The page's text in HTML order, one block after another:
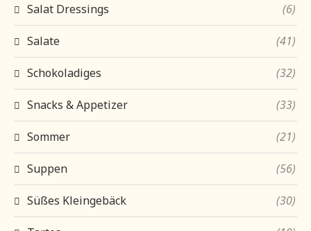
Salat Dressings (6)
Salate (41)
Schokoladiges (32)
Snacks & Appetizer (33)
Sommer (21)
Suppen (56)
Süßes Kleingebäck (30)